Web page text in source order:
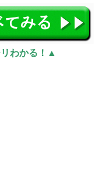
わかる！▲